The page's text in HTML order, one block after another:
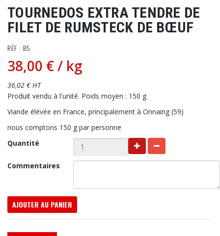
TOURNEDOS EXTRA TENDRE DE
FILET DE RUMSTECK DE BŒUF
RÉF : B5
38,00 €/ kg
36,02 € HT
Produit vendu à l'unité. Poids moyen : 150 g
Viande élévée en France, principalement à Onnaing (59)
nous comptons 150 g par personne
Quantité
Commentaires
AJOUTER AU PANIER